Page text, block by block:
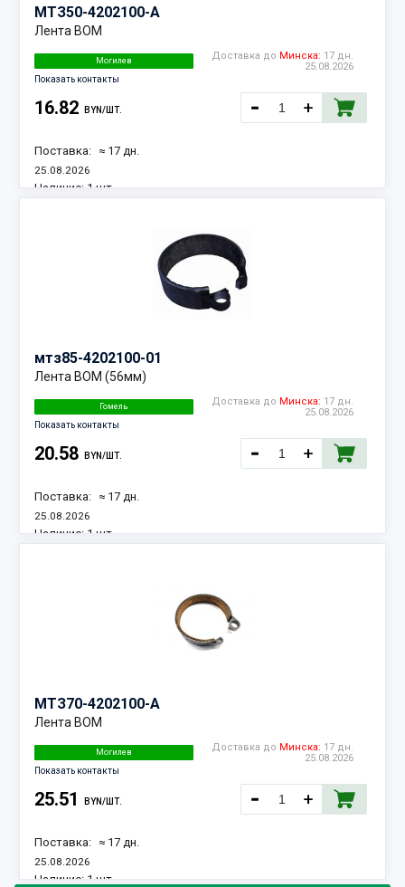
МТЗ50-4202100-А
Лента ВОМ
Могилев
Показать контакты
Доставка до Минска: 17 дн.
25.08.2026
16.82 BYN/ШТ.
Поставка: ≈ 17 дн.
25.08.2026
Наличие: 1 шт.
мтз85-4202100-01
Лента ВОМ (56мм)
Гомель
Показать контакты
Доставка до Минска: 17 дн.
25.08.2026
20.58 BYN/ШТ.
Поставка: ≈ 17 дн.
25.08.2026
Наличие: 1 шт.
МТЗ70-4202100-А
Лента ВОМ
Могилев
Показать контакты
Доставка до Минска: 17 дн.
25.08.2026
25.51 BYN/ШТ.
Поставка: ≈ 17 дн.
25.08.2026
Наличие: 1 шт.